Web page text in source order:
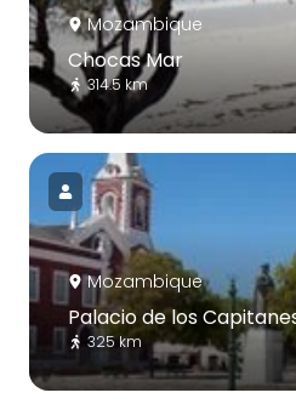
Mozambique
Chocas Mar
314.5 km
Mozambique
Palacio de los
325 km